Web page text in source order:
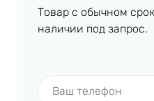
Товар с обычном
наличии под запрос.